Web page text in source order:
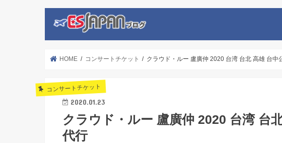
HOME コンサートチケット クラウド・ルー 盧廣仲 2020 台湾 台北 高雄 台中
コンサートチケット
2020.01.23
クラウド・ルー 盧廣仲 2020 台湾 台
代行